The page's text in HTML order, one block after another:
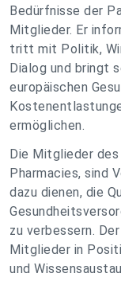
Bedürfnisse der
Mitglieder. Er
tritt mit Politik,
Dialog und bringt
europäischen
ermöglichen.
Die Mitglieder des
Pharmacies, sind
dazu dienen, die
zu verbessern.
Mitglieder in
und